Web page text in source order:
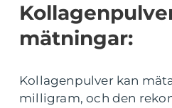
mätningar:
Kollagenpulver kan
milligram, och den